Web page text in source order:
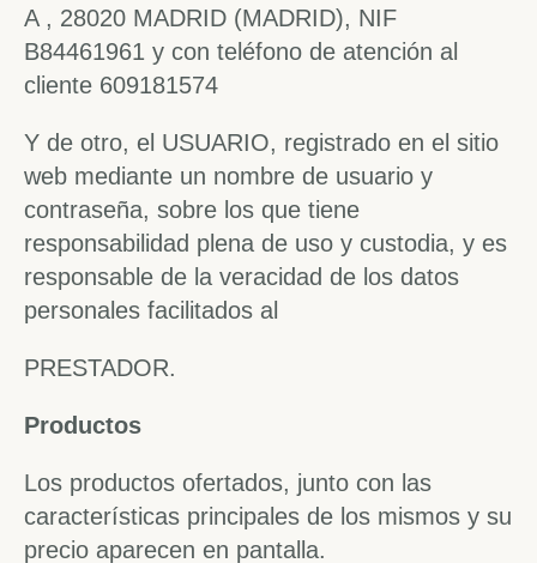
A , 28020 MADRID (MADRID), NIF
B84461961 y con teléfono de atención al
cliente 609181574
Y de otro, el USUARIO, registrado en el sitio
web mediante un nombre de usuario y
contraseña, sobre los que tiene
responsabilidad plena de uso y custodia, y es
responsable de la veracidad de los datos
personales facilitados al
PRESTADOR.
Productos
Los productos ofertados, junto con las
características principales de los mismos y su
precio aparecen en pantalla.